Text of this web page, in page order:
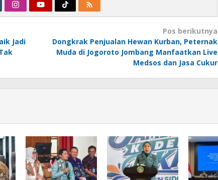
Jadi
Pos berikutnya
Dongkrak Penjualan Hewan Kurban, Peternak
Muda di Jogoroto Jombang Manfaatkan Live
Medsos dan Jasa Cukur